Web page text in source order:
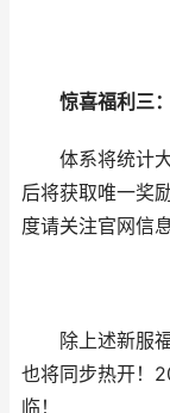
惊喜福利三
体系将统计
后将获取唯一奖
度请关注官网信息
除上述新服
也将同步热开！
临！